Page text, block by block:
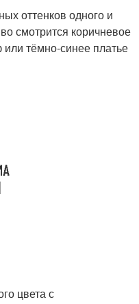
оттенков одного и
смотрится коричневое
тёмно-синее платье